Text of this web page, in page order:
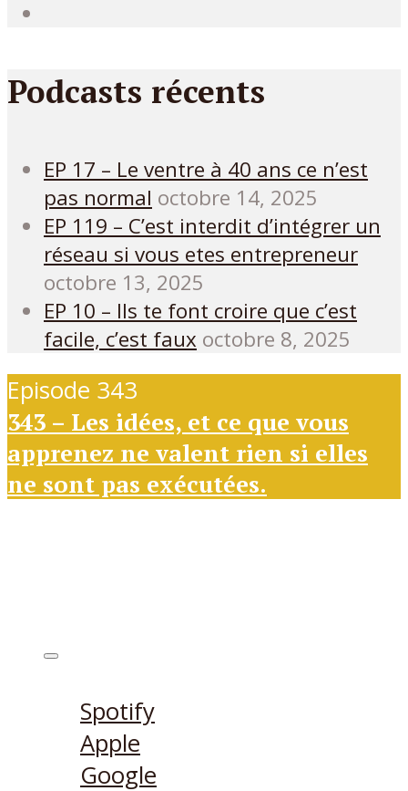
Podcasts récents
EP 17 – Le ventre à 40 ans ce n’est
pas normal octobre 14, 2025
EP 119 – C’est interdit d’intégrer un
réseau si vous etes entrepreneur
octobre 13, 2025
EP 10 – Ils te font croire que c’est
facile, c’est faux octobre 8, 2025
Episode 343
343 – Les idées, et ce que vous
apprenez ne valent rien si elles
ne sont pas exécutées.
Spotify
Apple
Google